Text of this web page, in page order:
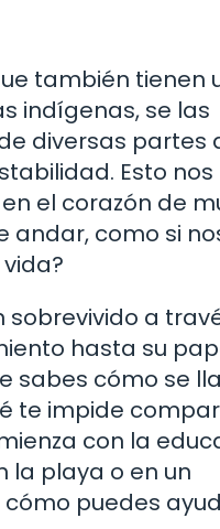
también tienen
indígenas, se las
diversas partes
Esto
el corazón de
andar, como si
sobrevivido a
hasta su
sabes cómo se
te impide
con la
la playa o en un
puedes